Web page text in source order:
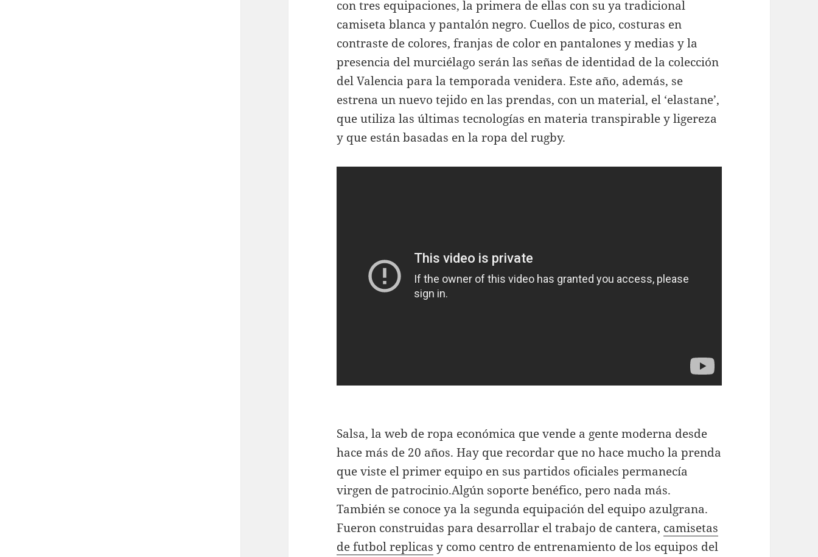
con tres equipaciones, la primera de ellas con su ya tradicional
camiseta blanca y pantalón negro. Cuellos de pico, costuras en
contraste de colores, franjas de color en pantalones y medias y la
presencia del murciélago serán las señas de identidad de la colección
del Valencia para la temporada venidera. Este año, además, se
estrena un nuevo tejido en las prendas, con un material, el ‘elastane’,
que utiliza las últimas tecnologías en materia transpirable y ligereza
y que están basadas en la ropa del rugby.
Salsa, la web de ropa económica que vende a gente moderna desde
hace más de 20 años. Hay que recordar que no hace mucho la prenda
que viste el primer equipo en sus partidos oficiales permanecía
virgen de patrocinio.Algún soporte benéfico, pero nada más.
También se conoce ya la segunda equipación del equipo azulgrana.
Fueron construidas para desarrollar el trabajo de cantera, camisetas
de futbol replicas y como centro de entrenamiento de los equipos del